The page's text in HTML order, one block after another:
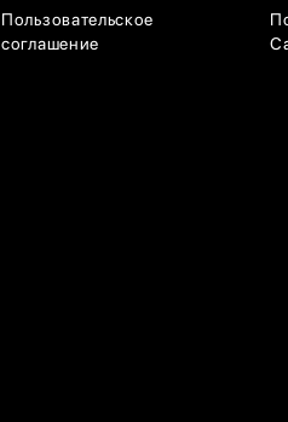
Пользовательское
соглашение